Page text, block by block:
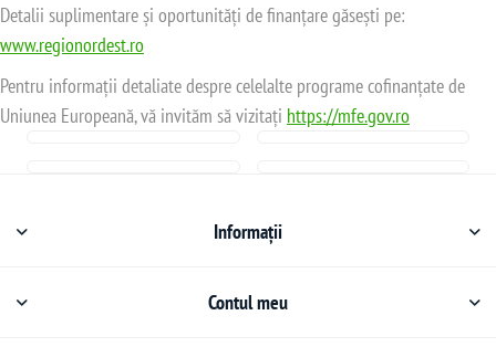
Detalii suplimentare și oportunități de finanțare găsești pe:
www.regionordest.ro
Pentru informații detaliate despre celelalte programe cofinanțate de
Uniunea Europeană, vă invităm să vizitați https://mfe.gov.ro
Informații
Contul meu